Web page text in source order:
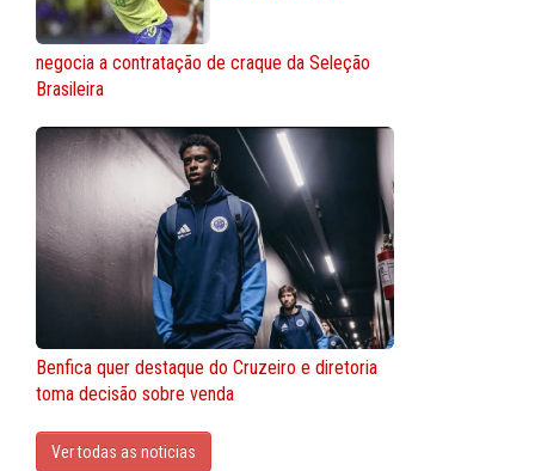
negocia a contratação de craque da Seleção
Brasileira
Benfica quer destaque do Cruzeiro e diretoria
toma decisão sobre venda
Ver todas as noticias